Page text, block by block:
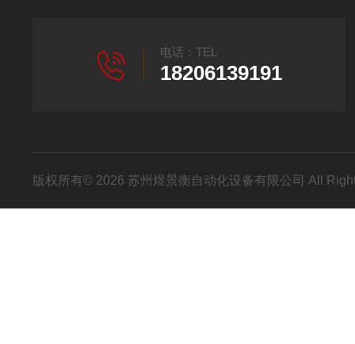
电话：TEL
18206139191
版权所有© 2026 苏州煜景衡自动化设备有限公司 All